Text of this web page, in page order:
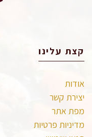
קצת עלינו
אודות
יצירת קשר
מפת אתר
מדיניות פרטיות